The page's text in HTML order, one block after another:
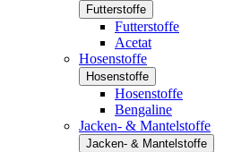
Futterstoffe
Futterstoffe
Acetat
Hosenstoffe
Hosenstoffe
Hosenstoffe
Bengaline
Jacken- & Mantelstoffe
Jacken- & Mantelstoffe